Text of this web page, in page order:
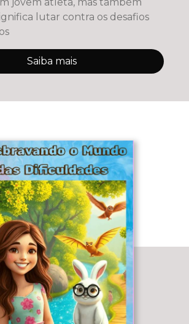
jovem atleta, mas também
lutar contra os desafios
Saiba mais